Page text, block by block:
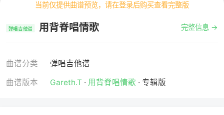
当前仅提供曲谱预览，请在登录后购买查看完整版
完整信息 →
弹唱吉他谱 用背脊唱情歌
曲谱分类
弹唱吉他谱
曲谱版本
Gareth.T· 用背脊唱情歌 · 专辑版